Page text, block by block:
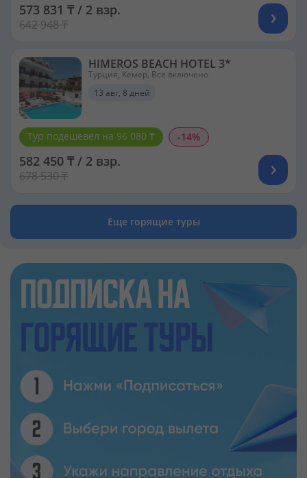
573 831 ₸ / 2 взр.
642 948 ₸
HIMEROS BEACH HOTEL 3*
Турция, Кемер, Все включено
13 авг, 8 дней
Тур подешевел на 96 080 ₸ -14%
582 450 ₸ / 2 взр.
678 530 ₸
Еще горящие туры